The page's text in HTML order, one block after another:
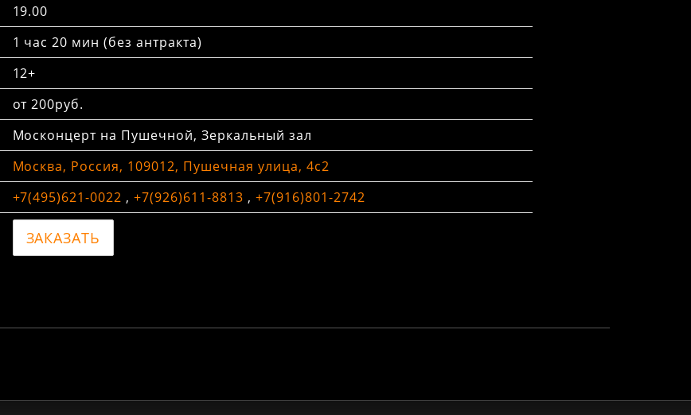
19.00
1 час 20 мин (без антракта)
12+
от 200руб.
Москонцерт на Пушечной, Зеркальный зал
Москва, Россия, 109012, Пушечная улица, 4с2
+7(495)621-0022 ,+7(926)611-8813 , +7(916)801-2742
ЗАКАЗАТЬ